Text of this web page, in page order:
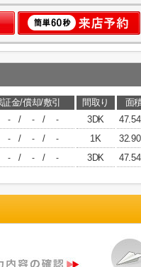
金/償却/敷引 間取り 面
- / - / - 3DK
- / - / - 1K
- / - / - 3DK